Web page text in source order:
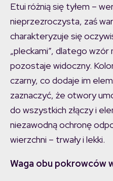
Etui różnią się tyłem –
nieprzezroczysta, zaś
charakteryzuje się
„pleckami”, dlatego
pozostaje widoczny.
czarny, co dodaje im
zaznaczyć, że otwory
do wszystkich złączy i
niezawodną ochronę
wierzchni – trwały i lekki.
Waga obu pokrowców